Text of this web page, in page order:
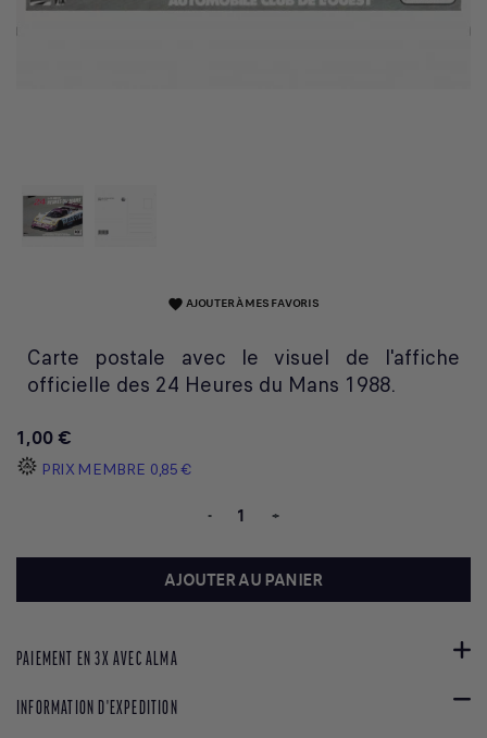
favorite AJOUTER À MES FAVORIS
Carte postale avec le visuel de l'affiche
officielle des 24 Heures du Mans 1988.
1,00 €
PRIX MEMBRE 0,85 €
- +
AJOUTER AU PANIER
PAIEMENT EN 3X AVEC ALMA
INFORMATION D'EXPEDITION